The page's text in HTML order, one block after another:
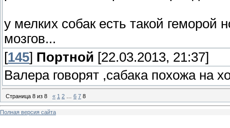
у мелких собак есть такой геморой
мозгов...
[145] Портной [22.03.2013, 21:37]
Валера говорят ,сабака похожа на
Страница 8 из 8 « 1 2 6 7 8
Полная версия сайта